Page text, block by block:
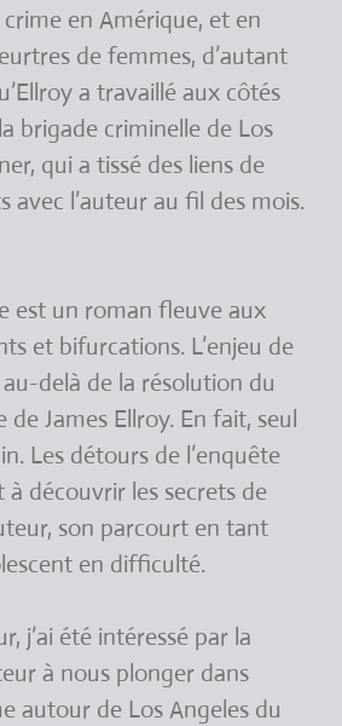
en Amérique, et en
de femmes, d’autant
a travaillé aux côtés
brigade criminelle de Los
qui a tissé des liens de
avec l’auteur au fil des mois.
est un roman fleuve aux
et bifurcations. L’enjeu de
delà de la résolution du
de James Ellroy. En fait, seul
Les détours de l’enquête
découvrir les secrets de
son parcourt en tant
en difficulté.
j’ai été intéressé par la
à nous plonger dans
autour de Los Angeles du